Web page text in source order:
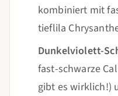
kombiniert mit
tieflila
Dunkelviolett-
fast-schwarze
gibt es wirklich!)